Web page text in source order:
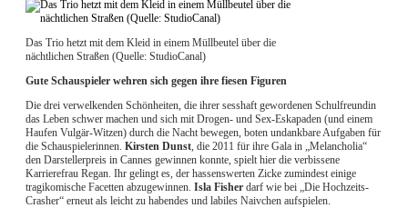
Das Trio hetzt mit dem Kleid in einem Müllbeutel über die
nächtlichen Straßen (Quelle: StudioCanal)
Gute Schauspieler wehren sich gegen ihre fiesen Figuren
Die drei verwelkenden Schönheiten, die ihrer sesshaft gewordenen Schulfreundin
das Leben schwer machen und sich mit Drogen- und Sex-Eskapaden (und einem
Haufen Vulgär-Witzen) durch die Nacht bewegen, boten undankbare Aufgaben für
die Schauspielerinnen. Kirsten Dunst, die 2011 für ihre Gala in „Melancholia“
den Darstellerpreis in Cannes gewinnen konnte, spielt hier die verbissene
Karrierefrau Regan. Ihr gelingt es, der hassenswerten Zicke zumindest einige
tragikomische Facetten abzugewinnen. Isla Fisher darf wie bei „Die Hochzeits-
Crasher“ erneut als leicht zu habendes und labiles Naivchen aufspielen.